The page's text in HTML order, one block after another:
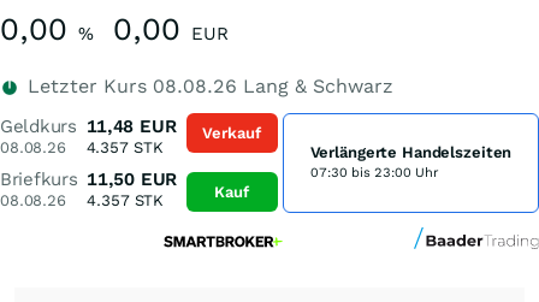
0,00 % 0,00 EUR
Letzter Kurs 08.08.26 Lang & Schwarz
Geldkurs
08.08.26
11,48 EUR
4.357STK
Briefkurs
08.08.26
11,50 EUR
4.357STK
Verkauf
Kauf
Verlängerte Handelszeiten
07:30 bis 23:00 Uhr